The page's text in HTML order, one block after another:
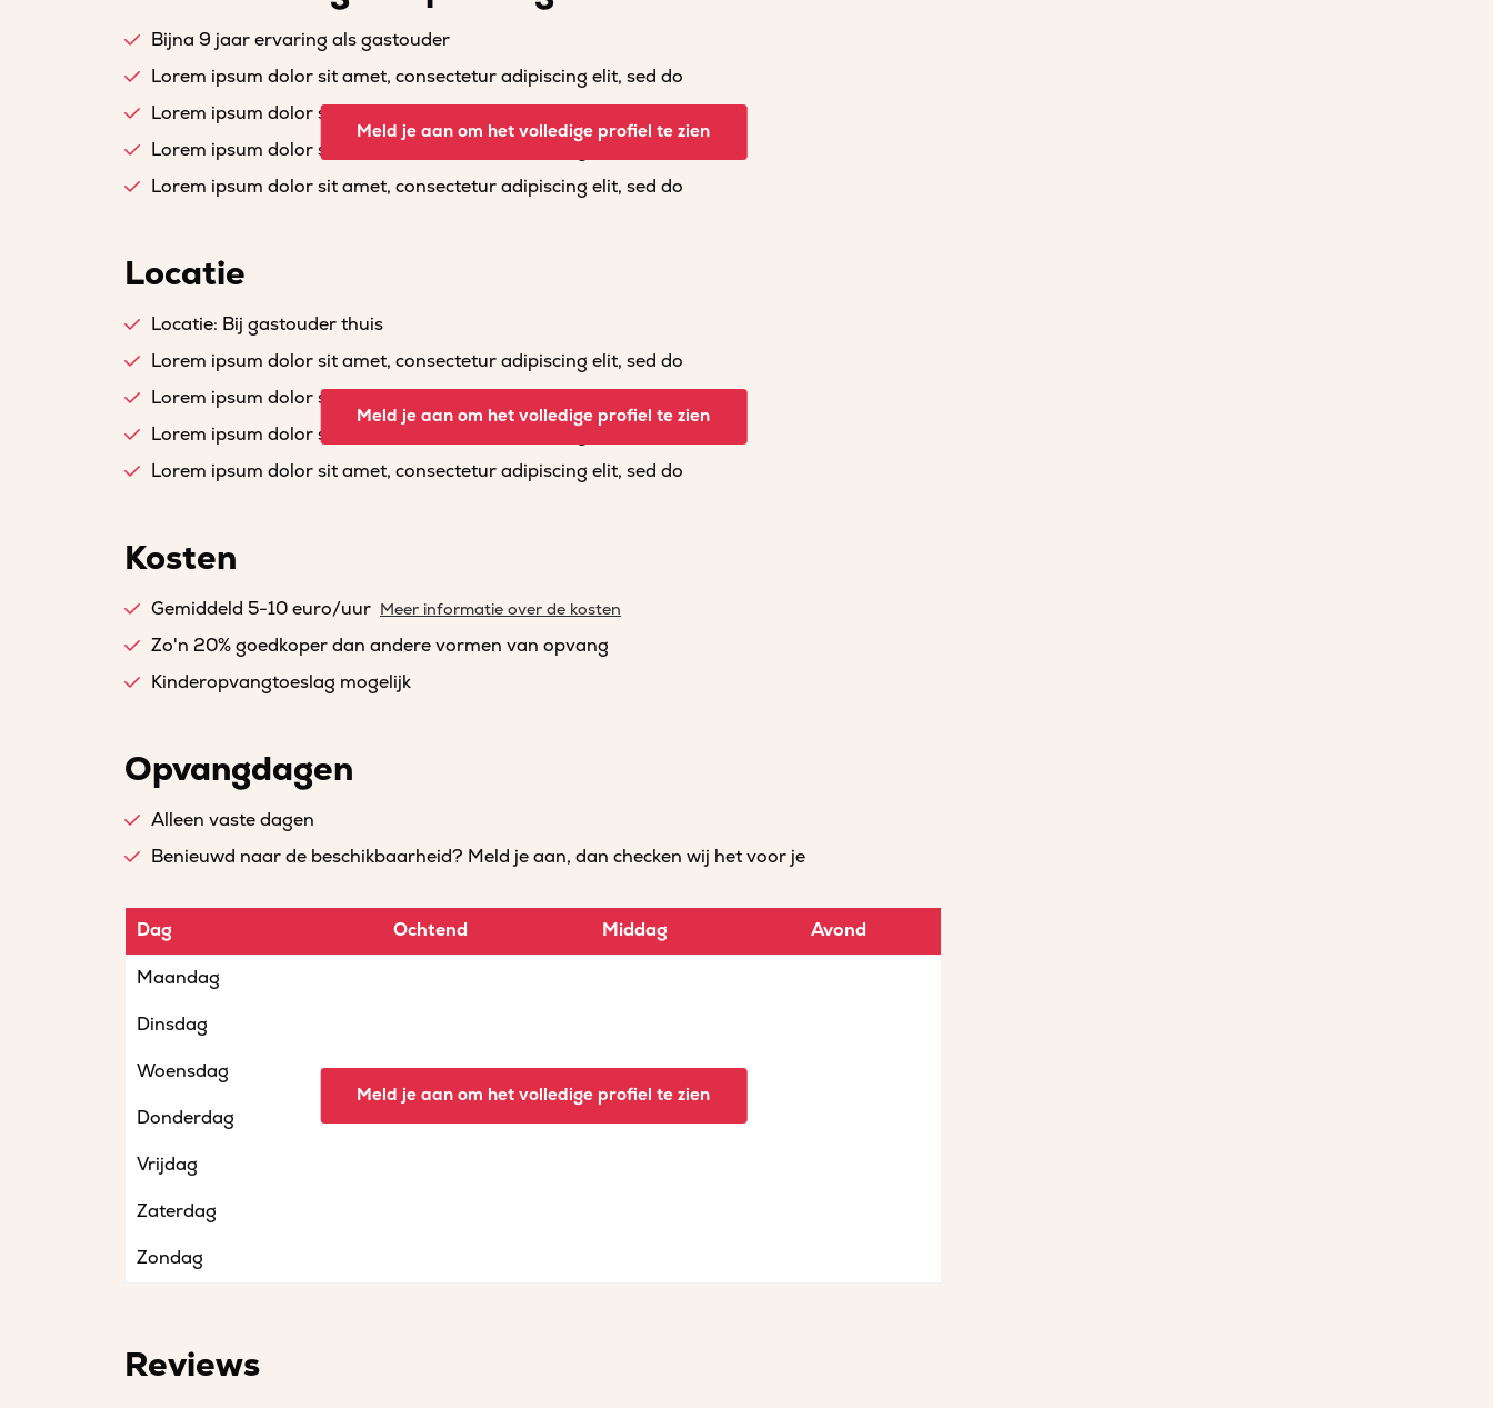
Bijna 9 jaar ervaring als gastouder
Lorem ipsum dolor sit amet, consectetur adipiscing elit, sed do
Lorem ipsum dolor sit amet, consectetur adipiscing elit, sed do
Lorem ipsum dolor sit amet, consectetur adipiscing elit, sed do
Lorem ipsum dolor sit amet, consectetur adipiscing elit, sed do
Meld je aan om het volledige profiel te zien
Locatie
Locatie: Bij gastouder thuis
Lorem ipsum dolor sit amet, consectetur adipiscing elit, sed do
Lorem ipsum dolor sit amet, consectetur adipiscing elit, sed do
Lorem ipsum dolor sit amet, consectetur adipiscing elit, sed do
Lorem ipsum dolor sit amet, consectetur adipiscing elit, sed do
Meld je aan om het volledige profiel te zien
Kosten
Gemiddeld 5-10 euro/uur Meer informatie over de kosten
Zo'n 20% goedkoper dan andere vormen van opvang
Kinderopvangtoeslag mogelijk
Opvangdagen
Alleen vaste dagen
Benieuwd naar de beschikbaarheid? Meld je aan, dan checken wij het voor je
Dag Ochtend Middag Avond
Maandag
Dinsdag
Woensdag
Donderdag
Vrijdag
Zaterdag
Zondag
Meld je aan om het volledige profiel te zien
Reviews